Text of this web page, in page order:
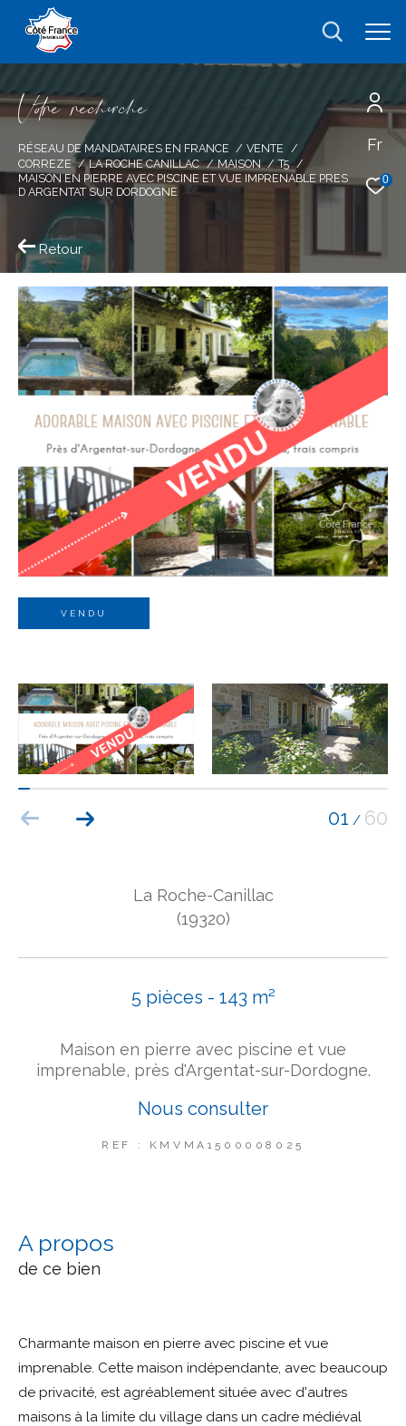
Fr
0
Vore recece
RÉSEAU DE MANDATAIRES EN FRANCE
VENTE
CORREZE
LA ROCHE CANILLAC MAISON
T5
MAISON EN PIERRE AVEC PISCINE ET VUE IMPRENABLE PRES
D ARGENTAT SUR DORDOGNE
Retour
VENDU
01 / 60
La Roche-Canillac
(19320)
5 pièces - 143 m²
Maison en pierre avec piscine et vue
imprenable, près d'Argentat-sur-Dordogne.
Nous consulter
REF : KMVMA1500008025
a propos
de ce bien
Charmante maison en pierre avec piscine et vue
imprenable. Cette maison indépendante, avec beaucoup
de privacité, est agréablement située avec d'autres
maisons à la limite du village dans un cadre médiéval
Effectuer une recherche
et trouver le bien qui correspond à vos
critères
Type
d'offre
Vente
Type
de
bien
type de bien
Ville
Budget
Budget
Surface
Surface
Pièces
Référence
AFFINER LES CRITÈRES
TERRASSE PARKING PISCINE